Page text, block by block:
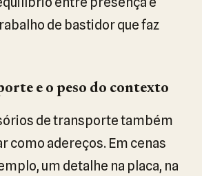
de bastidor que faz
e o peso do contexto
de transporte também
como adereços. Em cenas
um detalhe na placa, na